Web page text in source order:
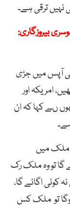
ترقی ہے۔
بیروزگاری:
آپس میں جڑی
امریکہ اور
ںے کہا کہ ان
ملک میں
گا تو وہ ملک رک
کوئی اگائے گا،
تو ملک کس